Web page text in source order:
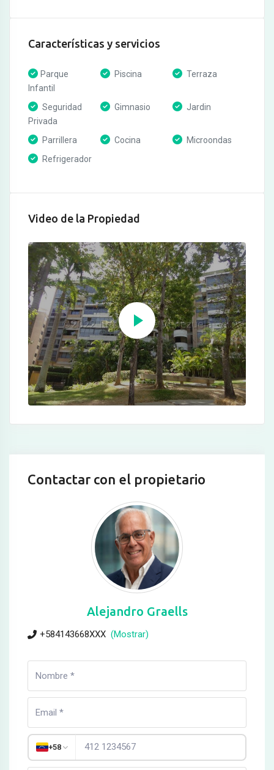
Características y servicios
Parque
Infantil
Piscina Terraza
Seguridad
Privada
Gimnasio Jardin
Parrillera Cocina
Microondas
Refrigerador
Video de la Propiedad
Contactar con el propietario
Alejandro Graells
+584143668XXX (Mostrar)
+58